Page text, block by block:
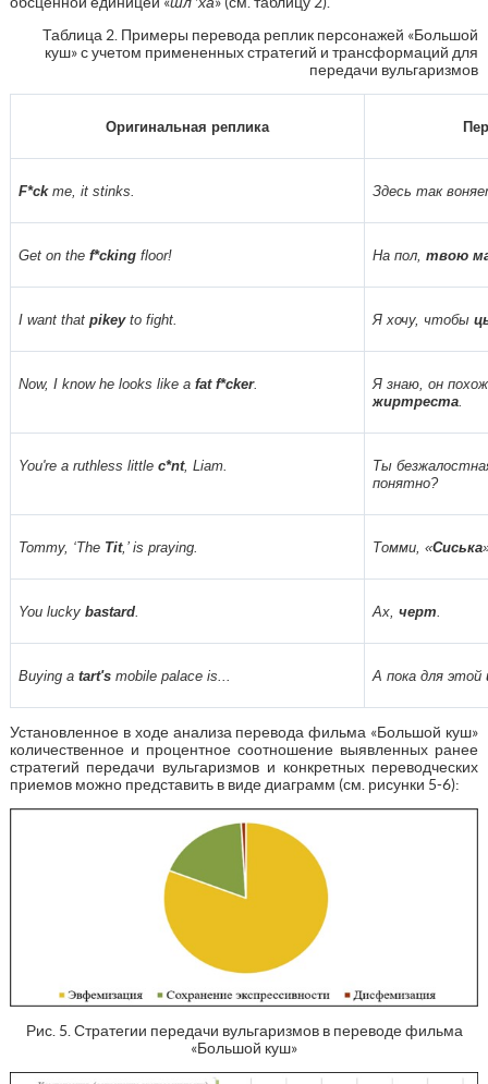
Таблица 2. Примеры перевода реплик персонажей «Большой
куш» с учетом примененных стратегий и трансформаций для
передачи вульгаризмов
Оригинальная реплика
F*ckme, it stinks. Здесь так
Get on the f*ckingfloor! На пол, твою
I want that pikeyto fight. Я хочу, чтобы
Now, I know he looks like a fat f*cker.
Я знаю, он
жиртреста.
You're a ruthless little c*nt, Liam.
Ты
понятно?
Tommy, ‘The Tit,’ is praying. Томми, «Сиська
You lucky bastard. Ах, черт
Buying a tart'smobile palace is... А пока для этой
Установленное в ходе анализа перевода фильма «Большой куш»
количественное и процентное соотношение выявленных ранее
стратегий передачи вульгаризмов и конкретных переводческих
приемов можно представить в виде диаграмм (см. рисунки 5-6):
Рис. 5. Стратегии передачи вульгаризмов в переводе фильма
«Большой куш»